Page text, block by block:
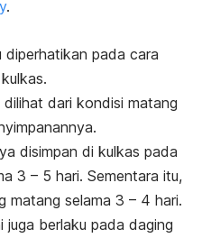
.
diperhatikan pada cara
dilihat dari kondisi matang
disimpan di kulkas pada
3 – 5 hari. Sementara itu,
matang selama 3 – 4 hari.
juga berlaku pada daging